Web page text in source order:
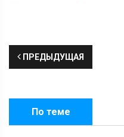
ПРЕДЫДУЩАЯ
По теме